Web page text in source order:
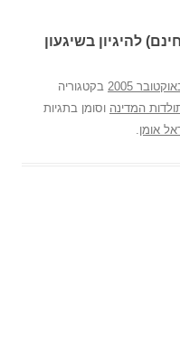
להיגיון בשיגעון
בקטגוריה
המדינה וסומן בתגיות
אומן